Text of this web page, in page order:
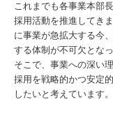
これまでも各事業本部
採用活動を推進してき
に事業が急拡大する今
する体制が不可欠となっ
そこで、事業への深い
採用を戦略的かつ安定
したいと考えています。